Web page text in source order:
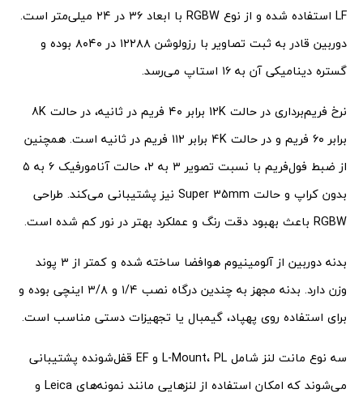
LF استفاده شده و از نوع RGBW با ابعاد ۳۶ در ۲۴ میلی‌متر است.
دوربین قادر به ثبت تصاویر با رزولوشن ۱۲۲۸۸ در ۸۰۴۰ بوده و
گستره دینامیکی آن به ۱۶ استاپ می‌رسد.
نرخ فریم‌برداری در حالت 12K برابر ۴۰ فریم در ثانیه، در حالت 8K
برابر ۶۰ فریم و در حالت 4K برابر ۱۱۲ فریم در ثانیه است. همچنین
از ضبط فول‌فریم با نسبت تصویر ۳ به ۲، حالت آنامورفیک ۶ به ۵
بدون کراپ و حالت Super 35mm نیز پشتیبانی می‌کند. طراحی
RGBW باعث بهبود دقت رنگ و عملکرد بهتر در نور کم شده است.
بدنه دوربین از آلومینیوم هوافضا ساخته شده و کمتر از ۳ پوند
وزن دارد. بدنه مجهز به چندین درگاه نصب ۱/۴ و ۳/۸ اینچی بوده و
برای استفاده روی پهپاد، گیمبال یا تجهیزات دستی مناسب است.
سه نوع مانت لنز شامل L-Mount، PL و EF قفل‌شونده پشتیبانی
می‌شوند که امکان استفاده از لنزهایی مانند نمونه‌های Leica و